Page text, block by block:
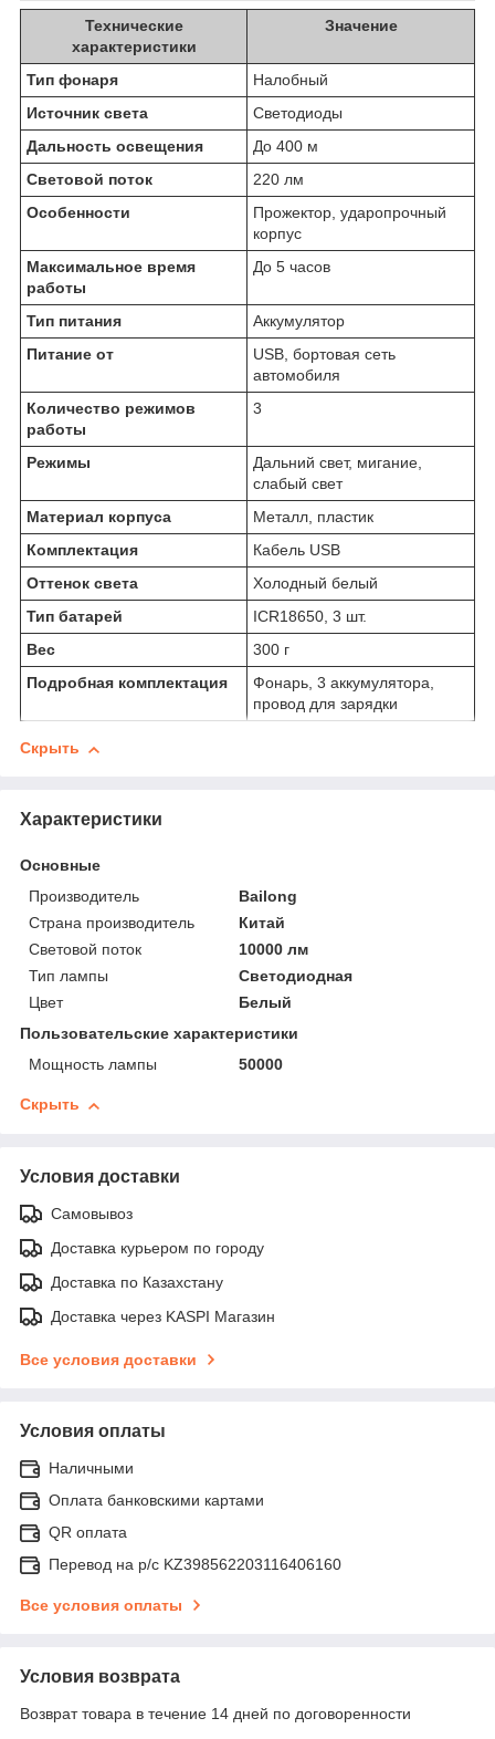
Технические
характеристики
Значение
Тип фонаря
Налобный
Источник света
Светодиоды
Дальность освещения
До 400 м
Световой поток
220 лм
Особенности
Прожектор, ударопрочный
корпус
Максимальное время
работы
До 5 часов
Тип питания
Аккумулятор
Питание от
USB, бортовая сеть
автомобиля
Количество режимов
работы
3
Режимы
Дальний свет, мигание,
слабый свет
Материал корпуса
Металл, пластик
Комплектация
Кабель USB
Оттенок света
Холодный белый
Тип батарей
ICR18650, 3 шт.
Вес
300 г
Подробная комплектация
Фонарь, 3 аккумулятора,
провод для зарядки
Скрыть
Характеристики
Основные
Производитель
Bailong
Страна производитель
Китай
Световой поток
10000 лм
Тип лампы
Светодиодная
Цвет
Белый
Пользовательские характеристики
Мощность лампы
50000
Скрыть
Условия доставки
Самовывоз
Доставка курьером по городу
Доставка по Казахстану
Доставка через KASPI Магазин
Все условия доставки
Условия оплаты
Наличными
Оплата банковскими картами
QR оплата
Перевод на р/с KZ398562203116406160
Все условия оплаты
Условия возврата
Возврат товара в течение 14 дней по договоренности